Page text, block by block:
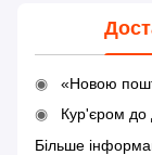
«Новою
Кур'єром до
Більше